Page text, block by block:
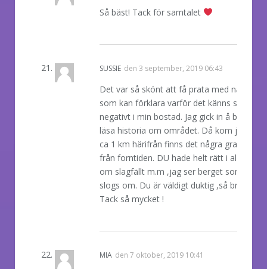
Så bäst! Tack för samtalet
SUSSIE den 3 september, 2019 06:43
Det var så skönt att få prata med någon
som kan förklara varför det känns så
negativt i min bostad. Jag gick in å började
läsa historia om området. Då kom jag på
ca 1 km härifrån finns det några gravkullar
från forntiden. DU hade helt rätt i allt du sa
om slagfällt m.m ,jag ser berget som dom
slogs om. Du är väldigt duktig ,så bra! ; )
Tack så mycket !
MIA den 7 oktober, 2019 10:41